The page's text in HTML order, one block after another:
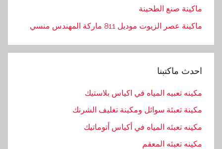
ماكينة صنع الطحينة
ماكينة عصر الزيوت موديل 811 ماركة المهندس منسي
احدث ماكتبنا
مكينه تعبيه المياه في اكياس بلاستيك
مكينة تعبئة سوائل ومكينة تغليف الشرنك
مكينه تعبئه المياه في أكياس أتوماتيك
مكينه تعبئه المعقم